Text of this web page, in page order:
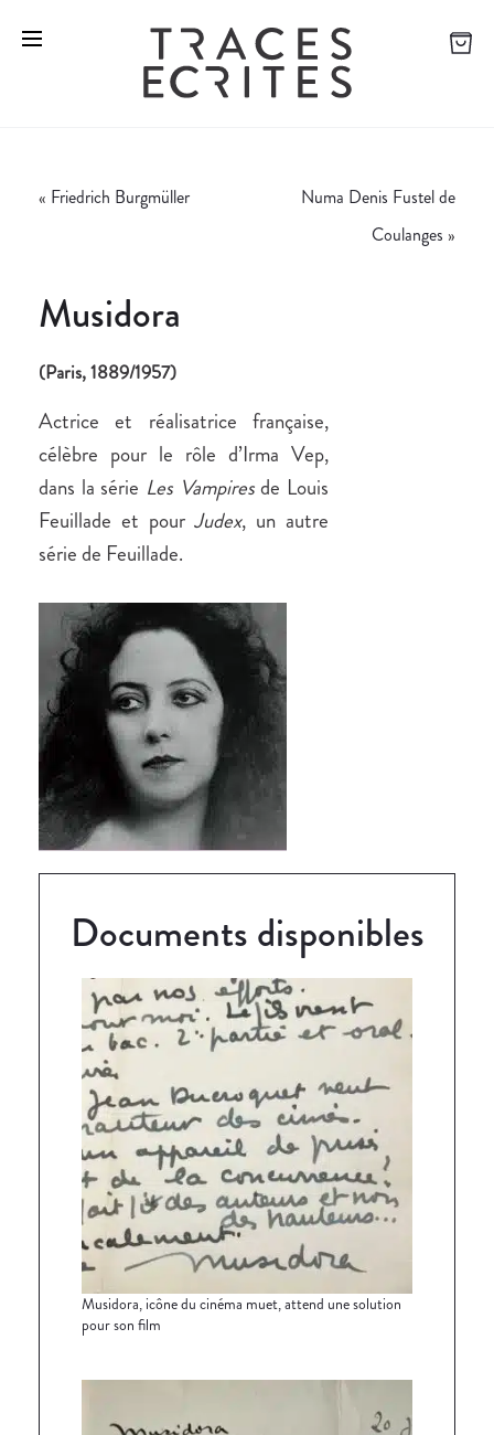
« Friedrich Burgmüller
Numa Denis Fustel de
Coulanges »
Musidora
(Paris, 1889/1957)
Actrice et réalisatrice française,
célèbre pour le rôle d’Irma Vep,
dans la série Les Vampiresde Louis
Feuillade et pourJudex, un autre
série de Feuillade.
Documents disponibles
Musidora, icône du cinéma muet, attend une solution
pour son film